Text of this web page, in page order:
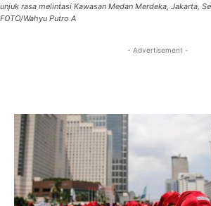
unjuk rasa melintasi Kawasan Medan Merdeka, Jakarta,
FOTO/Wahyu Putro A
- Advertisement -